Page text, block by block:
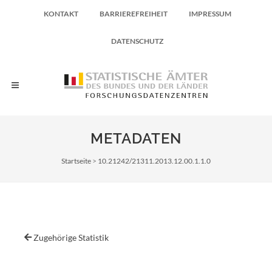
KONTAKT BARRIEREFREIHEIT IMPRESSUM
DATENSCHUTZ
METADATEN
Pfadnavigation
Startseite 10.21242/21311.2013.12.00.1.1.0
Zugehörige Statistik